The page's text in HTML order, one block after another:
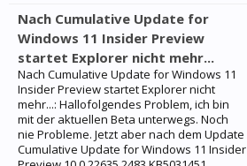
Nach Cumulative Update for
Windows 11 Insider Preview
startet Explorer nicht mehr...
Nach Cumulative Update for Windows 11
Insider Preview startet Explorer nicht
mehr...: Hallofolgendes Problem, ich bin
mit der aktuellen Beta unterwegs. Noch
nie Probleme. Jetzt aber nach dem Update
Cumulative Update for Windows 11 Insider